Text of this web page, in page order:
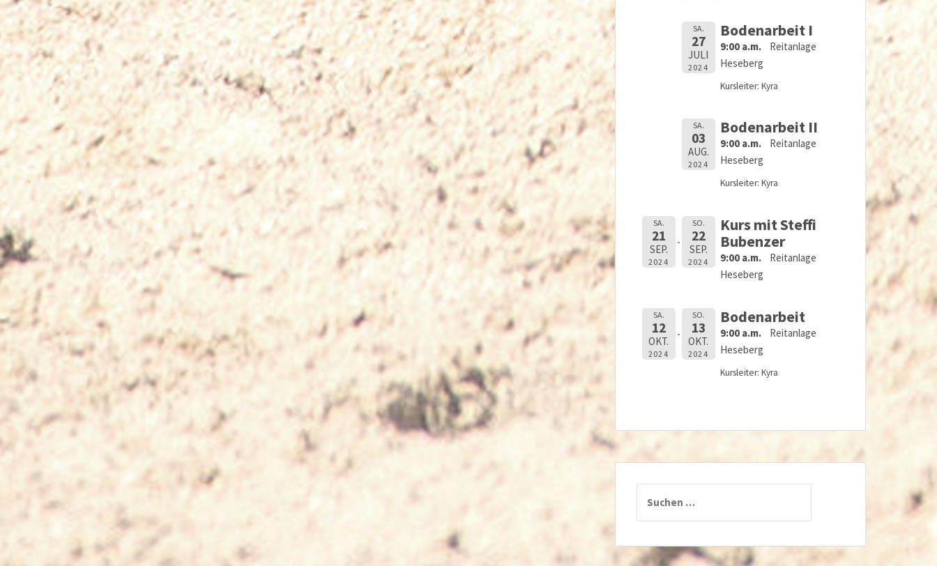
SA.
27
JULI
2024
Bodenarbeit I
9:00 a.m.
Reitanlage
Heseberg
Kursleiter: Kyra
SA.
03
AUG.
2024
Bodenarbeit II
9:00 a.m.
Reitanlage
Heseberg
Kursleiter: Kyra
SA.
21
SEP.
2024
SO.
22
SEP.
2024
Kurs mit Steffi
Bubenzer
9:00 a.m.
Reitanlage
Heseberg
SA.
12
OKT.
2024
SO.
13
OKT.
2024
Bodenarbeit
9:00 a.m.
Reitanlage
Heseberg
Kursleiter: Kyra
nach: